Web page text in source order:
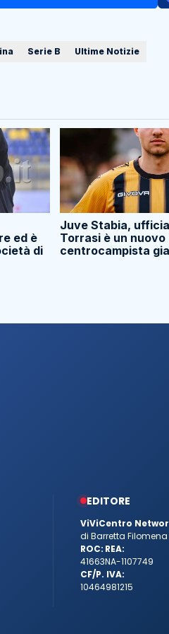
Serie B Ultime Notizie
ed è
di
Juve Stabia,
Torrasi è un nuovo
centrocampista
EDITORE
ViViCentro
di Barretta Filomena
ROC:
41663
REA:
NA-1107749
CF/P. IVA:
10464981215